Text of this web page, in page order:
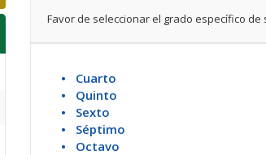
Favor de seleccionar el grado específico de
• Cuarto
• Quinto
• Sexto
• Séptimo
• Octavo